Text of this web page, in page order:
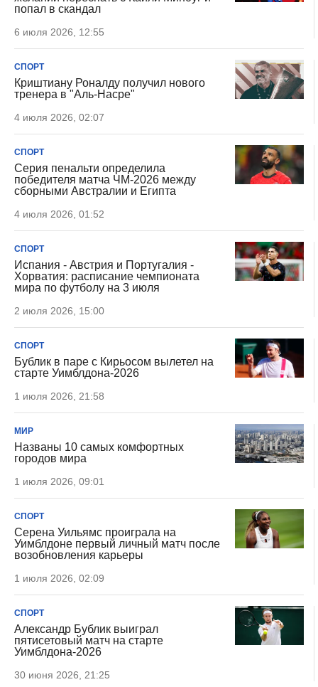
попал в скандал
6 июля 2026, 12:55
СПОРТ
Криштиану Роналду получил нового
тренера в "Аль-Насре"
4 июля 2026, 02:07
СПОРТ
Серия пенальти определила
победителя матча ЧМ-2026 между
сборными Австралии и Египта
4 июля 2026, 01:52
СПОРТ
Испания - Австрия и Португалия -
Хорватия: расписание чемпионата
мира по футболу на 3 июля
2 июля 2026, 15:00
СПОРТ
Бублик в паре с Кирьосом вылетел на
старте Уимблдона-2026
1 июля 2026, 21:58
МИР
Названы 10 самых комфортных
городов мира
1 июля 2026, 09:01
СПОРТ
Серена Уильямс проиграла на
Уимблдоне первый личный матч после
возобновления карьеры
1 июля 2026, 02:09
СПОРТ
Александр Бублик выиграл
пятисетовый матч на старте
Уимблдона-2026
30 июня 2026, 21:25